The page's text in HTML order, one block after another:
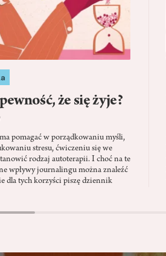
że się żyje?
pomagać w porządkowaniu myśli,
stresu, ćwiczeniu się we
rodzaj autoterapii. I choć na te
wpływy journalingu można znaleźć
dla tych korzyści piszę dziennik